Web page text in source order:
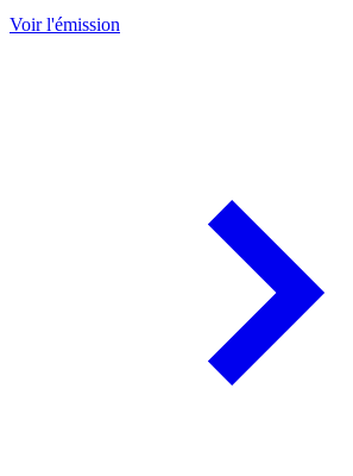
Voir l'émission